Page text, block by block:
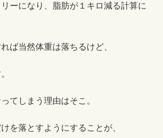
ーになり、脂肪が１キロ減る計算に
ば当然体重は落ちるけど、
てしまう理由はそこ。
を落とすようにすることが、